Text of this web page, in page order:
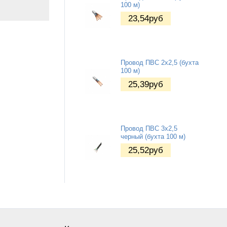
100 м)
23,54руб
Провод ПВС 2x2,5 (бухта
100 м)
25,39руб
Провод ПВС 3x2,5
черный (бухта 100 м)
25,52руб